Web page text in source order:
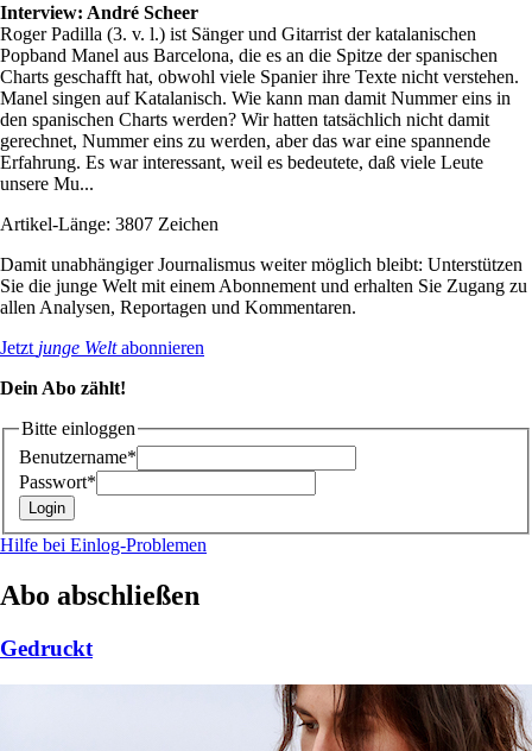
Interview: André Scheer
Roger Padilla (3. v. l.) ist Sänger und Gitarrist der katalanischen
Popband Manel aus Barcelona, die es an die Spitze der spanischen
Charts geschafft hat, obwohl viele Spanier ihre Texte nicht verstehen.
Manel singen auf Katalanisch. Wie kann man damit Nummer eins in
den spanischen Charts werden? Wir hatten tatsächlich nicht damit
gerechnet, Nummer eins zu werden, aber das war eine spannende
Erfahrung. Es war interessant, weil es bedeutete, daß viele Leute
unsere Mu...
Artikel-Länge: 3807 Zeichen
Damit unabhängiger Journalismus weiter möglich bleibt: Unterstützen
Sie die junge Welt mit einem Abonnement und erhalten Sie Zugang zu
allen Analysen, Reportagen und Kommentaren.
Jetzt junge Weltabonnieren
Dein Abo zählt!
Bitte einloggen
Benutzername*
Passwort*
Hilfe bei Einlog-Problemen
Abo abschließen
Gedruckt